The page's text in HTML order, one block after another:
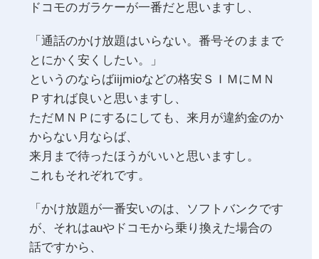
ドコモのガラケーが一番だと思いますし、
「通話のかけ放題はいらない。番号そのままで
とにかく安くしたい。」
というのならばiijmioなどの格安ＳＩＭにＭＮ
Ｐすれば良いと思いますし、
ただＭＮＰにするにしても、来月が違約金のか
からない月ならば、
来月まで待ったほうがいいと思いますし。
これもそれぞれです。
「かけ放題が一番安いのは、ソフトバンクです
が、それはauやドコモから乗り換えた場合の
話ですから、